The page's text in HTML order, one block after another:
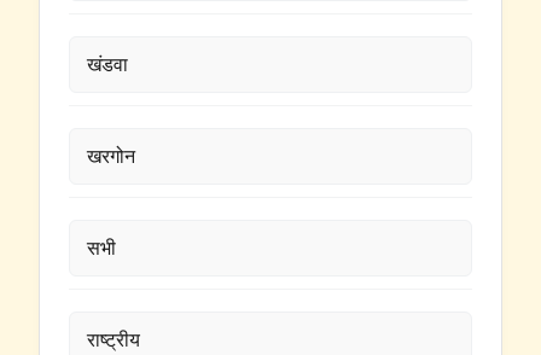
खंडवा
खरगोन
सभी
राष्ट्रीय